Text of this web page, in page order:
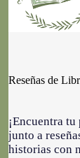
Reseñas de
¡Encuentra
junto a
historias con